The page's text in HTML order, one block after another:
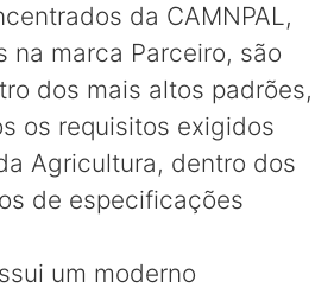
da CAMNPAL,
na marca Parceiro, são
dos mais altos padrões,
os requisitos exigidos
Agricultura, dentro dos
de especificações
um moderno